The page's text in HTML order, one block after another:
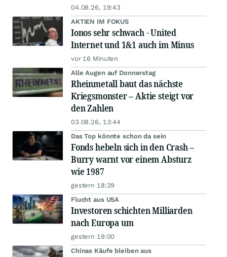
04.08.26, 19:43
AKTIEN IM FOKUS
Ionos sehr schwach - United
Internet und 1&1 auch im Minus
vor 16 Minuten
Alle Augen auf Donnerstag
Rheinmetall baut das nächste
Kriegsmonster – Aktie steigt vor
den Zahlen
03.08.26, 13:44
Das Top könnte schon da sein
Fonds hebeln sich in den Crash –
Burry warnt vor einem Absturz
wie 1987
gestern 18:29
Flucht aus USA
Investoren schichten Milliarden
nach Europa um
gestern 19:00
Chinas Käufe bleiben aus